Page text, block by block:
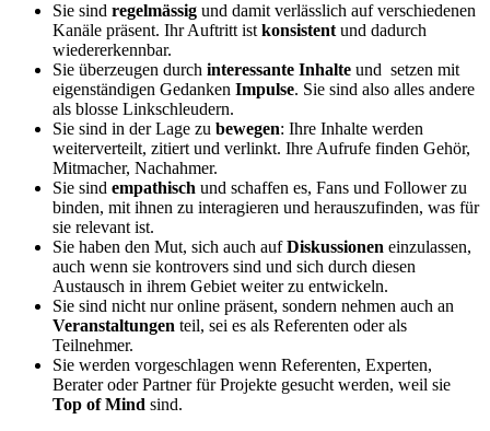
Sie sind regelmässig und damit verlässlich auf verschiedenen
Kanäle präsent. Ihr Auftritt ist konsistent und dadurch
wiedererkennbar.
Sie überzeugen durch interessante Inhalte und setzen mit
eigenständigen Gedanken Impulse. Sie sind also alles andere
als blosse Linkschleudern.
Sie sind in der Lage zu bewegen: Ihre Inhalte werden
weiterverteilt, zitiert und verlinkt. Ihre Aufrufe finden Gehör,
Mitmacher, Nachahmer.
Sie sind empathisch und schaffen es, Fans und Follower zu
binden, mit ihnen zu interagieren und herauszufinden, was für
sie relevant ist.
Sie haben den Mut, sich auch aufDiskussionen einzulassen,
auch wenn sie kontrovers sind und sich durch diesen
Austausch in ihrem Gebiet weiter zu entwickeln.
Sie sind nicht nur online präsent, sondern nehmen auch an
Veranstaltungen teil, sei es als Referenten oder als
Teilnehmer.
Sie werden vorgeschlagen wenn Referenten, Experten,
Berater oder Partner für Projekte gesucht werden, weil sie
Top of Mind sind.